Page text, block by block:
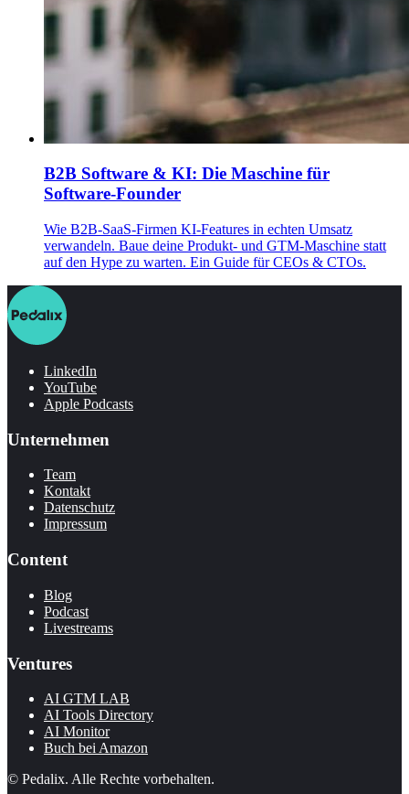
B2B Software & KI: Die Maschine für
Software-Founder
Wie B2B-SaaS-Firmen KI-Features in echten Umsatz
verwandeln. Baue deine Produkt- und GTM-Maschine statt
auf den Hype zu warten. Ein Guide für CEOs & CTOs.
LinkedIn
YouTube
Apple Podcasts
Unternehmen
Team
Kontakt
Datenschutz
Impressum
Content
Blog
Podcast
Livestreams
Ventures
AI GTM LAB
AI Tools Directory
AI Monitor
Buch bei Amazon
© Pedalix. Alle Rechte vorbehalten.